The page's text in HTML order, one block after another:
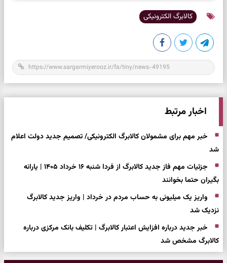
کالابرگ الکترونیکی
اخبار مرتبط
خبر مهم برای مشمولان کالابرگ الکترونیکی/ تصمیم جدید دولت اعلام
شد
جزئیات مهم فاز جدید کالابرگ از فردا شنبه ۱۶ خرداد ۱۴۰۵ | یارانه
بگیران حتما بخوانند
واریز یک میلیونی به حساب مردم در خرداد | واریز جدید کالابرگ
نزدیک شد
خبر جدید درباره افزایش اعتبار کالابرگ | تکلیف بانک مرکزی درباره
کالابرگ مشخص شد